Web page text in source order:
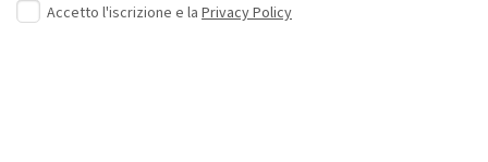
Accetto l'iscrizione e la Privacy Policy